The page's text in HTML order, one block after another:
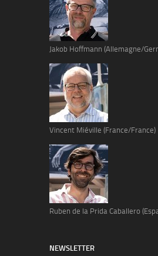
Jakob Hoffmann (Allemagne/
Vincent Miéville (France/France)
Ruben de la Prida Caballero
NEWSLETTER